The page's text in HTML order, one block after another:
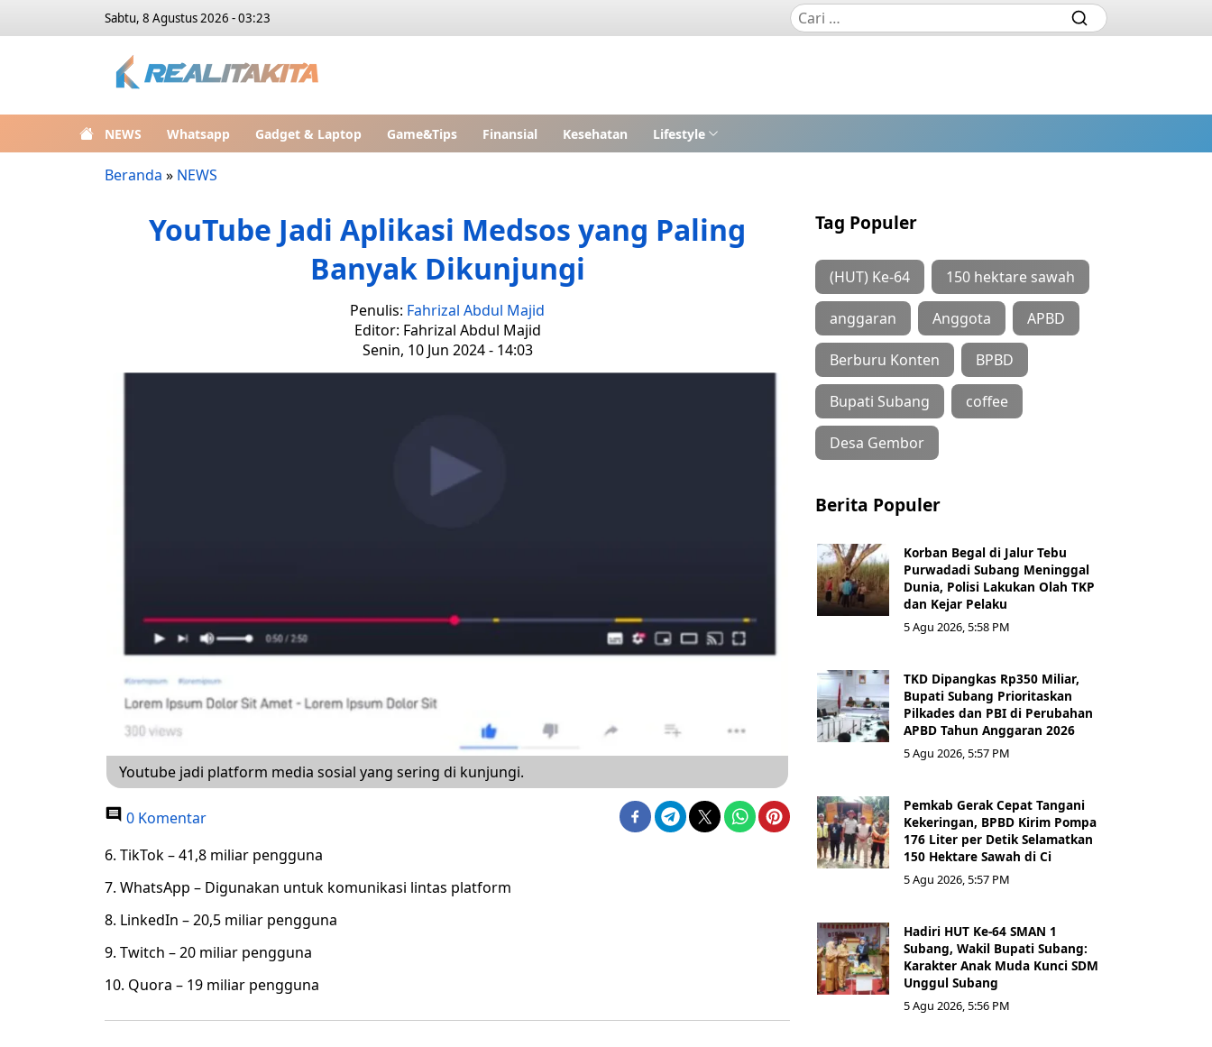
Sabtu, 8 Agustus 2026 - 03:23
NEWS Whatsapp Gadget & Laptop Game&Tips Finansial Kesehatan Lifestyle
Beranda » NEWS
YouTube Jadi Aplikasi Medsos yang Paling
Banyak Dikunjungi
Penulis: Fahrizal Abdul Majid
Editor: Fahrizal Abdul Majid
Senin, 10 Jun 2024 - 14:03
Youtube jadi platform media sosial yang sering di kunjungi.
0 Komentar
6. TikTok – 41,8 miliar pengguna
7. WhatsApp – Digunakan untuk komunikasi lintas platform
8. LinkedIn – 20,5 miliar pengguna
9. Twitch – 20 miliar pengguna
10. Quora – 19 miliar pengguna
Tag Populer
(HUT) Ke-64 150 hektare sawah
anggaran Anggota APBD
Berburu Konten BPBD
Bupati Subang coffee
Desa Gembor
Berita Populer
Korban Begal di Jalur Tebu
Purwadadi Subang Meninggal
Dunia, Polisi Lakukan Olah TKP
dan Kejar Pelaku
5 Agu 2026, 5:58 PM
TKD Dipangkas Rp350 Miliar,
Bupati Subang Prioritaskan
Pilkades dan PBI di Perubahan
APBD Tahun Anggaran 2026
5 Agu 2026, 5:57 PM
Pemkab Gerak Cepat Tangani
Kekeringan, BPBD Kirim Pompa
176 Liter per Detik Selamatkan
150 Hektare Sawah di Ci
5 Agu 2026, 5:57 PM
Hadiri HUT Ke-64 SMAN 1
Subang, Wakil Bupati Subang:
Karakter Anak Muda Kunci SDM
Unggul Subang
5 Agu 2026, 5:56 PM